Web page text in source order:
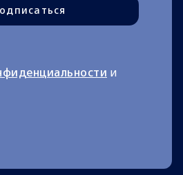
и